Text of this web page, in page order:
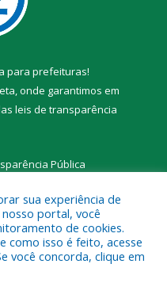
para prefeituras!
onde garantimos em
leis de transparência
Pública
Municipal de Novo
sua experiência de
portal, você
de cookies.
como isso é feito, acesse
você concorda, clique em